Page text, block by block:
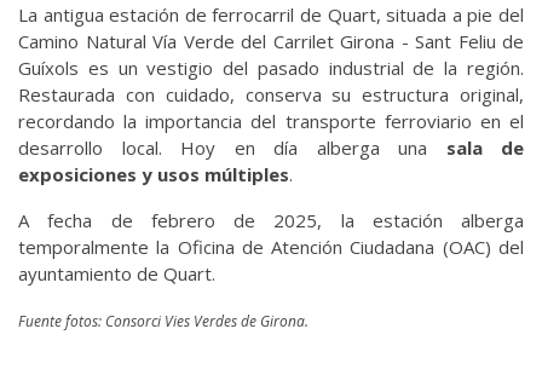
La antigua estación de ferrocarril de Quart, situada a pie del
Camino Natural Vía Verde del Carrilet Girona - Sant Feliu de
Guíxols es un vestigio del pasado industrial de la región.
Restaurada con cuidado, conserva su estructura original,
recordando la importancia del transporte ferroviario en el
desarrollo local. Hoy en día alberga una sala de
exposiciones y usos múltiples.
A fecha de febrero de 2025, la estación alberga
temporalmente la Oficina de Atención Ciudadana (OAC) del
ayuntamiento de Quart.
Fuente fotos: Consorci Vies Verdes de Girona.